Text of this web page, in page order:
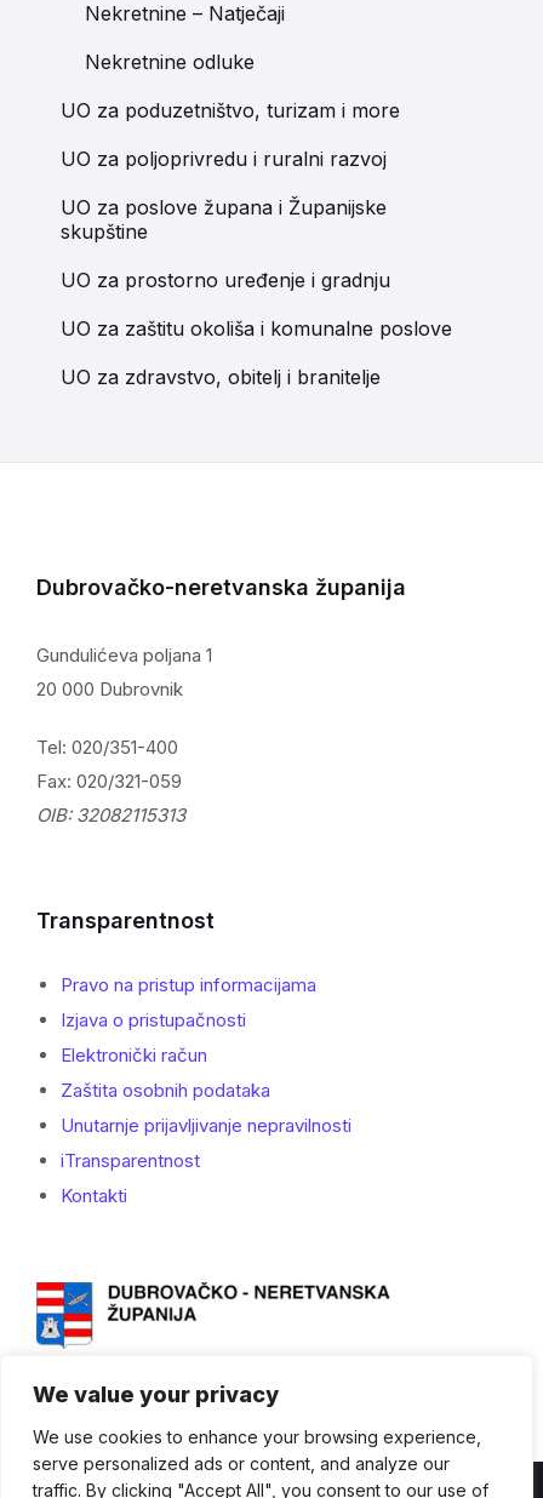
We value your privacy
We use cookies to enhance your browsing experience,
serve personalized ads or content, and analyze our
traffic. By clicking "Accept All", you consent to our use of
Nekretnine – Natječaji
Nekretnine odluke
UO za poduzetništvo, turizam i more
UO za poljoprivredu i ruralni razvoj
UO za poslove župana i Županijske
skupštine
UO za prostorno uređenje i gradnju
UO za zaštitu okoliša i komunalne poslove
UO za zdravstvo, obitelj i branitelje
Dubrovačko-neretvanska županija
Gundulićeva poljana 1
20 000 Dubrovnik
Tel: 020/351-400
Fax: 020/321-059
OIB: 32082115313
Transparentnost
Pravo na pristup informacijama
Izjava o pristupačnosti
Elektronički račun
Zaštita osobnih podataka
Unutarnje prijavljivanje nepravilnosti
iTransparentnost
Kontakti